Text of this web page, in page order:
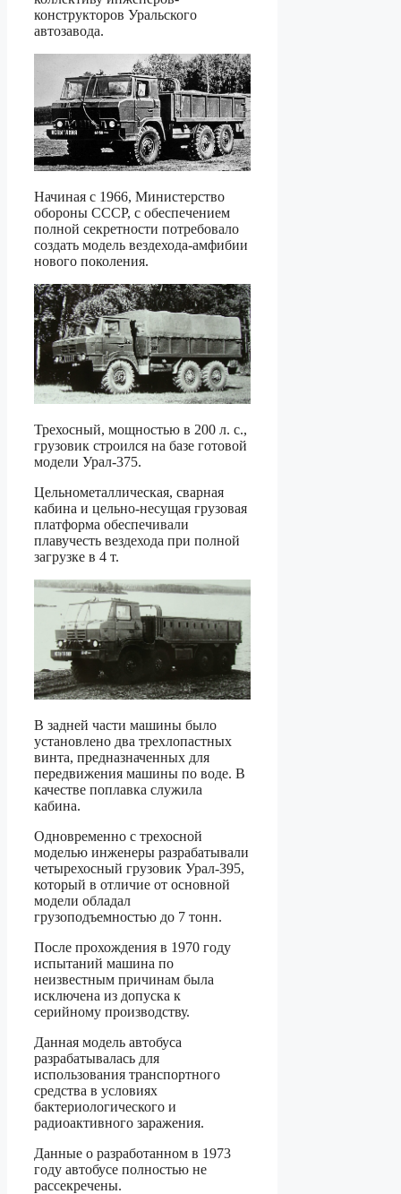
конструкторов Уральского
автозавода.
Начиная с 1966, Министерство
обороны СССР, с обеспечением
полной секретности потребовало
создать модель вездехода-амфибии
нового поколения.
Трехосный, мощностью в 200 л. с.,
грузовик строился на базе готовой
модели Урал-375.
Цельнометаллическая, сварная
кабина и цельно-несущая грузовая
платформа обеспечивали
плавучесть вездехода при полной
загрузке в 4 т.
В задней части машины было
установлено два трехлопастных
винта, предназначенных для
передвижения машины по воде. В
качестве поплавка служила
кабина.
Одновременно с трехосной
моделью инженеры разрабатывали
четырехосный грузовик Урал-395,
который в отличие от основной
модели обладал
грузоподъемностью до 7 тонн.
После прохождения в 1970 году
испытаний машина по
неизвестным причинам была
исключена из допуска к
серийному производству.
Данная модель автобуса
разрабатывалась для
использования транспортного
средства в условиях
бактериологического и
радиоактивного заражения.
Данные о разработанном в 1973
году автобусе полностью не
рассекречены.